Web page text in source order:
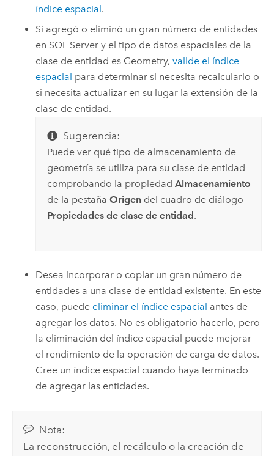
índice espacial .
Si agregó o eliminó un gran número de entidades
en SQL Server y el tipo de datos espaciales de la
clase de entidad es Geometry,valide el índice
espacial para determinar si necesita recalcularlo o
si necesita actualizar en su lugar la extensión de la
clase de entidad.
Sugerencia:
Puede ver qué tipo de almacenamiento de
geometría se utiliza para su clase de entidad
comprobando la propiedad Almacenamiento
de la pestaña Origendel cuadro de diálogo
Propiedades de clase de entidad.
Desea incorporar o copiar un gran número de
entidades a una clase de entidad existente. En este
caso, puede eliminar el índice espacial antes de
agregar los datos. No es obligatorio hacerlo, pero
la eliminación del índice espacial puede mejorar
el rendimiento de la operación de carga de datos.
Cree un índice espacial cuando haya terminado
de agregar las entidades.
Nota:
La reconstrucción, el recálculo o la creación de